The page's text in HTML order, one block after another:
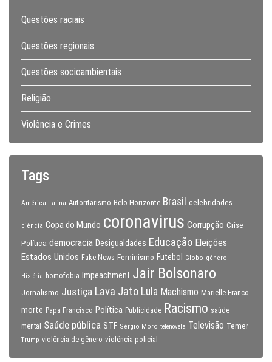
Questões raciais
Questões regionais
Questões socioambientais
Religião
Violência e Crimes
Tags
América Latina Autoritarismo Belo Horizonte Brasil celebridades
ciência Copa do Mundo coronavirus Corrupção Crise
Política democracia Desigualdades Educação Eleições
Estados Unidos Fake News Feminismo Futebol Globo gênero
História homofobia Impeachment Jair Bolsonaro
Jornalismo Justiça Lava Jato Lula Machismo Marielle Franco
morte Papa Francisco Política Publicidade Racismo saúde
mental
Saúde pública STF Sérgio Moro telenovela Televisão Temer
Trump violência de gênero violência policial